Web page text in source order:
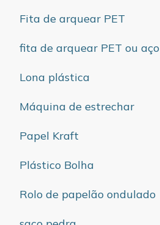
Fita de arquear PET
fita de arquear PET ou aço
Lona plástica
Máquina de estrechar
Papel Kraft
Plástico Bolha
Rolo de papelão ondulado